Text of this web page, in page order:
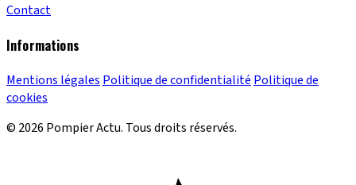
Contact
Informations
Mentions légales Politique de confidentialité Politique de
cookies
© 2026 Pompier Actu. Tous droits réservés.